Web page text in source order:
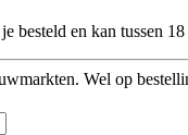
besteld en kan tussen
Wel op